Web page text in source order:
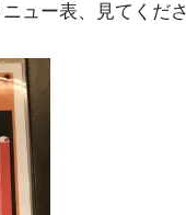
ュー表、見てくだ